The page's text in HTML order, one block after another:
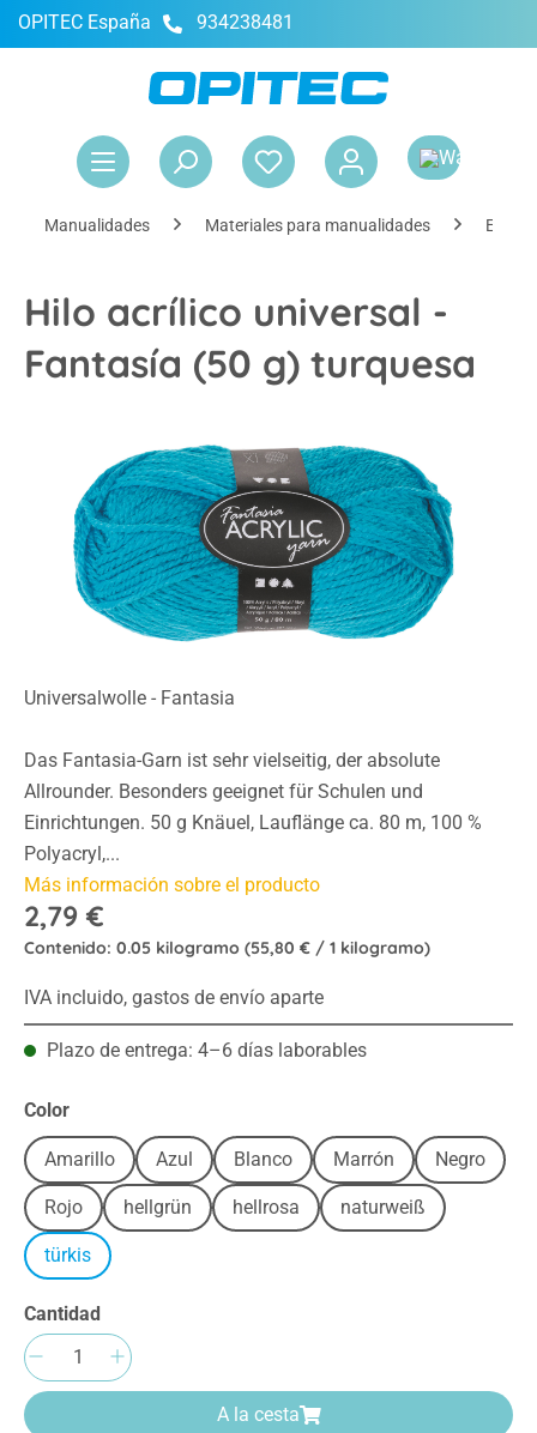
principal
OPITEC España 934238481
Manualidades Materiales para manualidades
Hilo acrílico universal -
Fantasía (50 g) turquesa
Universalwolle - Fantasia
Das Fantasia-Garn ist sehr vielseitig, der absolute
Allrounder. Besonders geeignet für Schulen und
Einrichtungen. 50 g Knäuel, Lauflänge ca. 80 m, 100 %
Polyacryl,...
Más información sobre el producto
2,79 €
Contenido: 0.05 kilogramo (55,80 € / 1 kilogramo)
IVA incluido, gastos de envío aparte
Plazo de entrega: 4–6 días laborables
Seleccione
Color
Amarillo Azul Blanco Marrón Negro
Rojo hellgrün hellrosa naturweiß
türkis
Cantidad
Cantidad del producto: introduce la
A la cesta